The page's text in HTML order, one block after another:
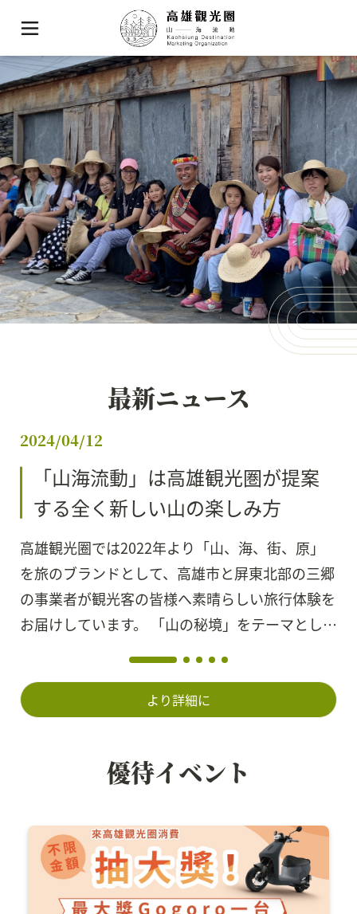
最新ニュース
2024/04/12
「山海流動」は高雄観光圏が提案
する全く新しい山の楽しみ方
高雄観光圈では2022年より「山、海、街、原」
を旅のブランドとして、高雄市と屏東北部の三郷
の事業者が観光客の皆様へ素晴らしい旅行体験を
お届けしています。 「山の秘境」をテーマとした
より詳細に
優待イベント